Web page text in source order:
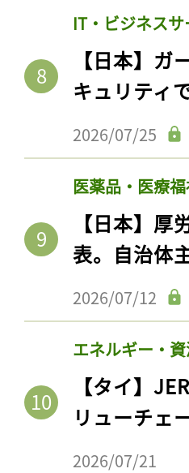
IT・ビジネス
【日本】
キュリティ
2026/07/25
医薬品・医療
【日本】
表。自治体
2026/07/12
エネルギー・
【タイ】
リューチェ
2026/07/21